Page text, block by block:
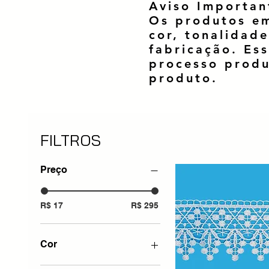
FILTROS
Preço
R$ 17 R$ 295
Cor
Aviso
Os produtos
cor,
fabricação.
processo
produto.